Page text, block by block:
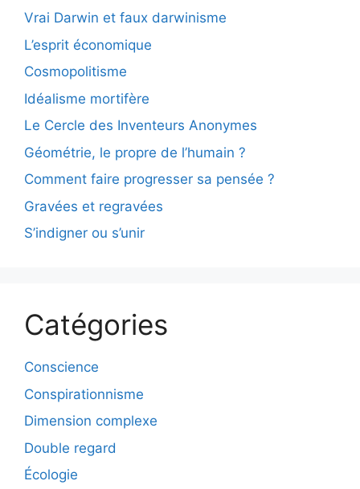
Vrai Darwin et faux darwinisme
L’esprit économique
Cosmopolitisme
Idéalisme mortifère
Le Cercle des Inventeurs Anonymes
Géométrie, le propre de l’humain ?
Comment faire progresser sa pensée ?
Gravées et regravées
S’indigner ou s’unir
Catégories
Conscience
Conspirationnisme
Dimension complexe
Double regard
Écologie